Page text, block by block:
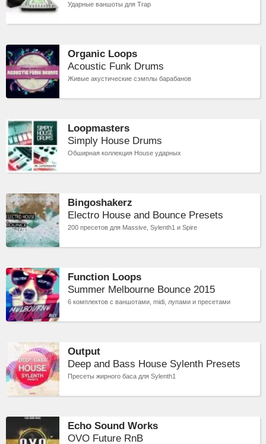
Ударные ваншоты для Trap
Organic Loops
Acoustic Funk Drums
Живые акустические сэмплы барабанов
Loopmasters
Simply House Drums
Обширная коллекция House ударных
Bingoshakerz
Electro House and Bounce Presets
200 пресетов для Massive, Sylenth1 и Spire
Function Loops
Summer Melbourne Bounce 2015
6 комплектов c ваншотами, midi, лупами и пресетами
Output
Deep and Bass House Sylenth Presets
Пресеты жирного баса для Sylenth1
Echo Sound Works
OVO Future RnB